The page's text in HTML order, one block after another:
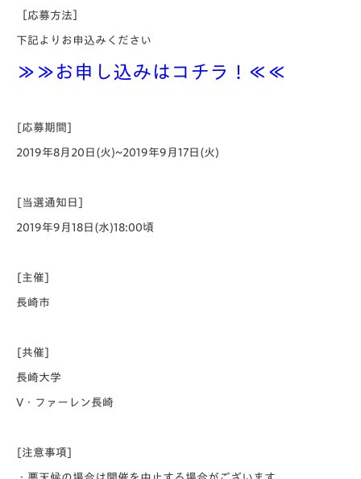
［応募方法］
下記よりお申込みください
≫≫お申し込みはコチラ！≪≪
[応募期間]
2019年8月20日(火)~2019年9月17日(火)
[当選通知日]
2019年9月18日(水)18:00頃
[主催]
長崎市
[共催]
長崎大学
V・ファーレン長崎
[注意事項]